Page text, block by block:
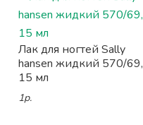
Лак для ногтей Sally
hansen жидкий 570/69,
15 мл
1р.